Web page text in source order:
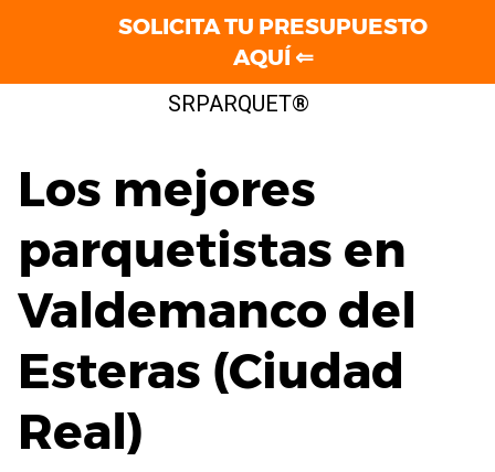
SRPARQUET®
Los mejores
parquetistas en
Valdemanco del
Esteras (Ciudad
Real)
SOLICITA TU PRESUPUESTO
AQUÍ ⇐